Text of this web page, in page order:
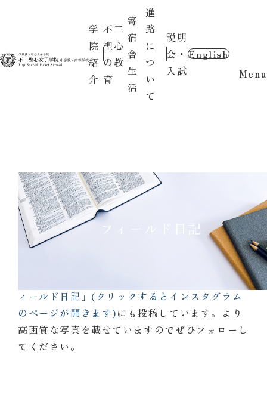
学
院
紹
介
不二
聖心
の教
育
寄
宿
舎
生
活
進
路
に
つ
い
て
説明
会・
入試
English
Menu
インスタグラム「不二聖心女子学院フ
ィールド日記」(クリックするとインスタグラム
のページが開きます)にも投稿しています。より
高画質な写真を載せていますのでぜひフォローし
てください。
フィールド日記